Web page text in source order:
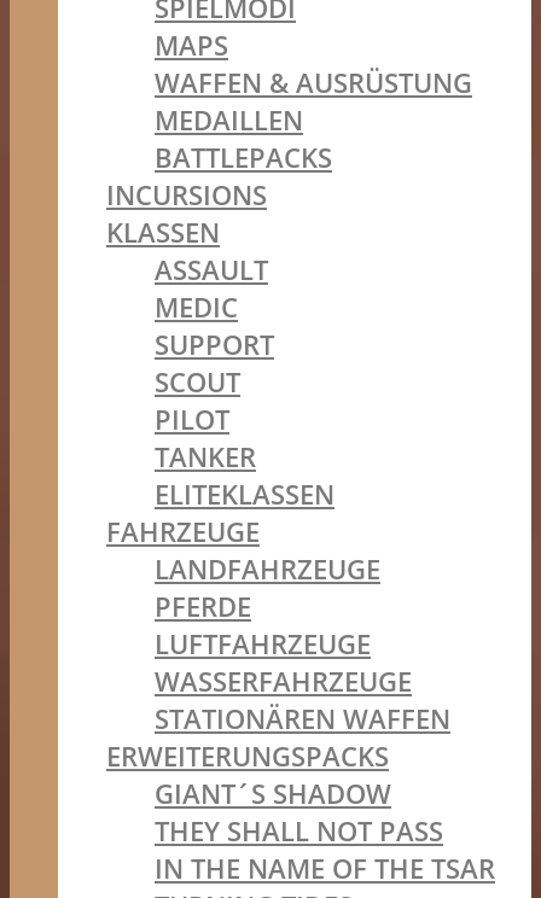
SPIELMODI
MAPS
WAFFEN & AUSRÜSTUNG
MEDAILLEN
BATTLEPACKS
INCURSIONS
KLASSEN
ASSAULT
MEDIC
SUPPORT
SCOUT
PILOT
TANKER
ELITEKLASSEN
FAHRZEUGE
LANDFAHRZEUGE
PFERDE
LUFTFAHRZEUGE
WASSERFAHRZEUGE
STATIONÄREN WAFFEN
ERWEITERUNGSPACKS
GIANT´S SHADOW
THEY SHALL NOT PASS
IN THE NAME OF THE TSAR